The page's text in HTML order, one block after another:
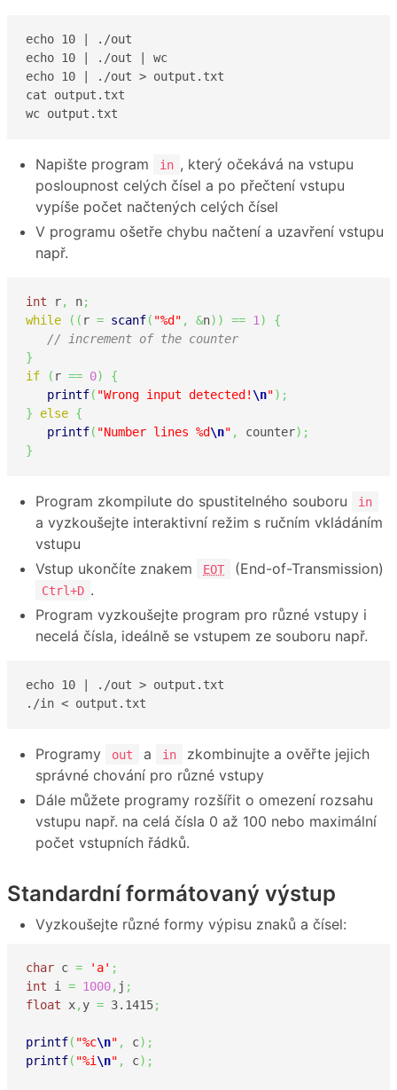
echo 10 | ./out
echo 10 | ./out | wc
echo 10 | ./out > output.txt
cat output.txt
wc output.txt
Napište program in , který očekává na vstupu
posloupnost celých čísel a po přečtení vstupu
vypíše počet načtených celých čísel
V programu ošetře chybu načtení a uzavření vstupu
např.
int r, n;
while
( ( r = scanf( "%d" , &n) ) == 1)
{
// increment of the counter
}
if
( r == 0)
{
printf( "Wrong input detected! \n") ;
}
else {
printf( "Number lines %d\n" , counter) ;
}
Program zkompilute do spustitelného souboru in
a vyzkoušejte interaktivní režim s ručním vkládáním
vstupu
Vstup ukončíte znakem
EOT (End-of-Transmission)
Ctrl+D .
Program vyzkoušejte program pro různé vstupy i
necelá čísla, ideálně se vstupem ze souboru např.
echo 10 | ./out > output.txt
./in < output.txt
Programy out a in
zkombinujte a ověřte jejich
správné chování pro různé vstupy
Dále můžete programy rozšířit o omezení rozsahu
vstupu např. na celá čísla 0 až 100 nebo maximální
počet vstupních řádků.
Standardní formátovaný výstup
Vyzkoušejte různé formy výpisu znaků a čísel:
char c = 'a' ;
int i = 1000, j ;
float x, y = 3.1415;
printf( "%c\n" , c) ;
printf( "%i\n" , c) ;